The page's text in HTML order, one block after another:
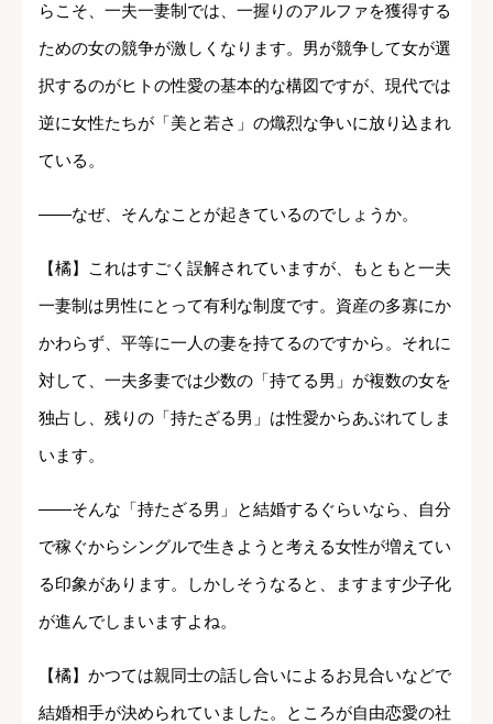
らこそ、一夫一妻制では、一握りのアルファを獲得する
ための女の競争が激しくなります。男が競争して女が選
択するのがヒトの性愛の基本的な構図ですが、現代では
逆に女性たちが「美と若さ」の熾烈な争いに放り込まれ
ている。
――なぜ、そんなことが起きているのでしょうか。
【橘】これはすごく誤解されていますが、もともと一夫
一妻制は男性にとって有利な制度です。資産の多寡にか
かわらず、平等に一人の妻を持てるのですから。それに
対して、一夫多妻では少数の「持てる男」が複数の女を
独占し、残りの「持たざる男」は性愛からあぶれてしま
います。
――そんな「持たざる男」と結婚するぐらいなら、自分
で稼ぐからシングルで生きようと考える女性が増えてい
る印象があります。しかしそうなると、ますます少子化
が進んでしまいますよね。
【橘】かつては親同士の話し合いによるお見合いなどで
結婚相手が決められていました。ところが自由恋愛の社